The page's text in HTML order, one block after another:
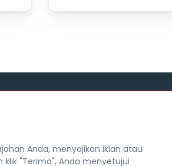
Hak Cipta
Anda, menyajikan iklan atau
klik "Terima", Anda menyetujui